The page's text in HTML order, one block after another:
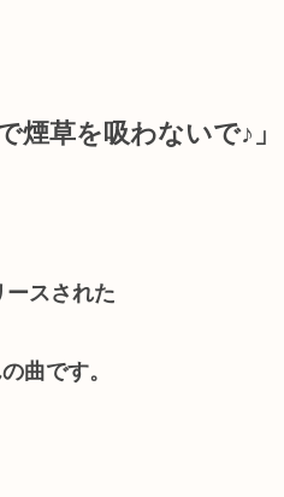
煙草を吸わないで♪」
ースされた
曲です。